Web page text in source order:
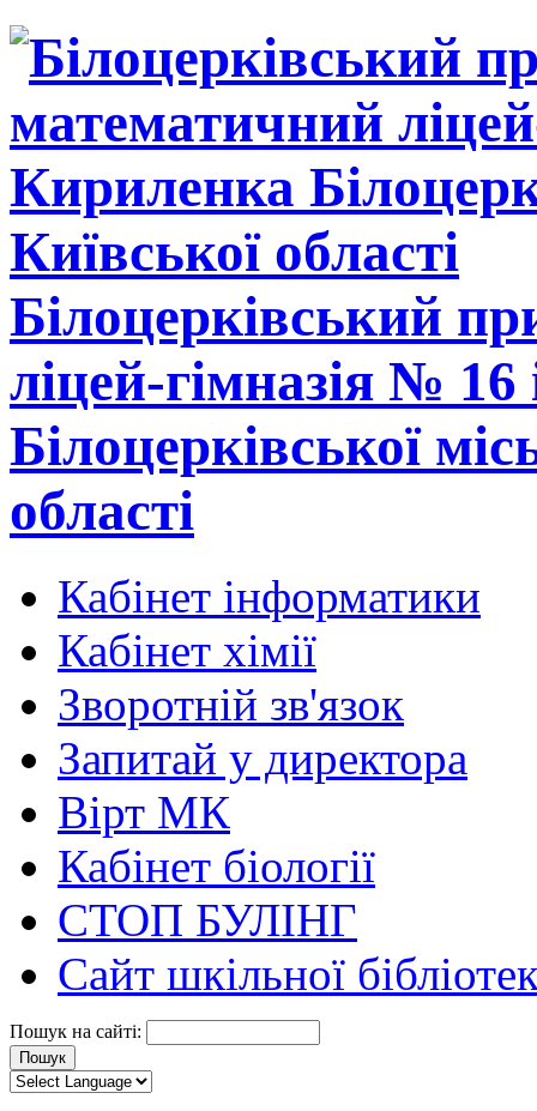
Білоцерківський
ліцей-гімназія №
Білоцерківської
області
Кабінет інформатики
Кабінет хімії
Зворотній зв'язок
Запитай у директора
Вірт МК
Кабінет біології
СТОП БУЛІНГ
Сайт шкільної
Пошук на сайті: